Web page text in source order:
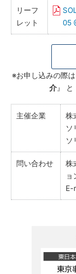
リーフ
レット
05
※お申し込みの際
介』
主催企業
株
ソ
ソ
問い合わせ
株
ョ
E-